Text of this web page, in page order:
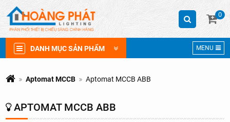
0
DANH MỤC SẢN PHẨM MENU
Aptomat MCCB Aptomat MCCB ABB
APTOMAT MCCB ABB